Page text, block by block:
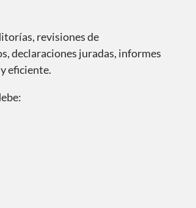
revisiones de
declaraciones juradas, informes
eficiente.